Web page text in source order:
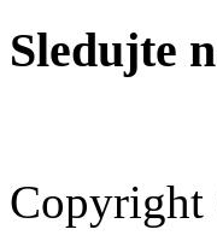
Sledujte